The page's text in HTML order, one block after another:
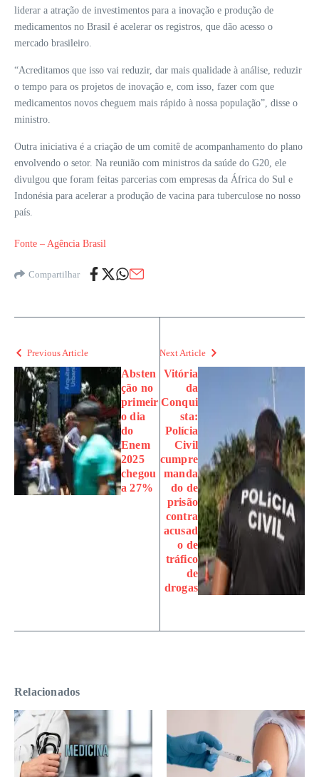
liderar a atração de investimentos para a inovação e produção de
medicamentos no Brasil é acelerar os registros, que dão acesso o
mercado brasileiro.
“Acreditamos que isso vai reduzir, dar mais qualidade à análise, reduzir
o tempo para os projetos de inovação e, com isso, fazer com que
medicamentos novos cheguem mais rápido à nossa população”, disse o
ministro.
Outra iniciativa é a criação de um comitê de acompanhamento do plano
envolvendo o setor. Na reunião com ministros da saúde do G20, ele
divulgou que foram feitas parcerias com empresas da África do Sul e
Indonésia para acelerar a produção de vacina para tuberculose no nosso
país.
Fonte – Agência Brasil
Compartilhar
Previous Article
Absten
ção no
primeir
o dia
do
Enem
2025
chegou
a 27%
Next Article
Vitória
da
Conqui
sta:
Polícia
Civil
cumpre
manda
do de
prisão
contra
acusad
o de
tráfico
de
drogas
Relacionados